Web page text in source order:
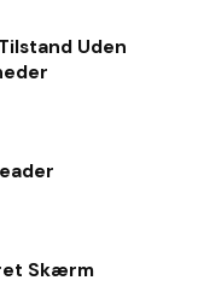
Uden
Skærm